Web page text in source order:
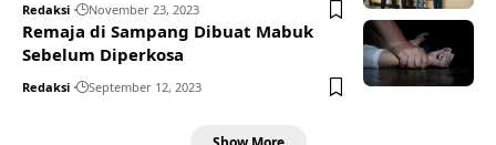
Redaksi November 23, 2023
Remaja di Sampang Dibuat Mabuk
Sebelum Diperkosa
Redaksi September 12, 2023